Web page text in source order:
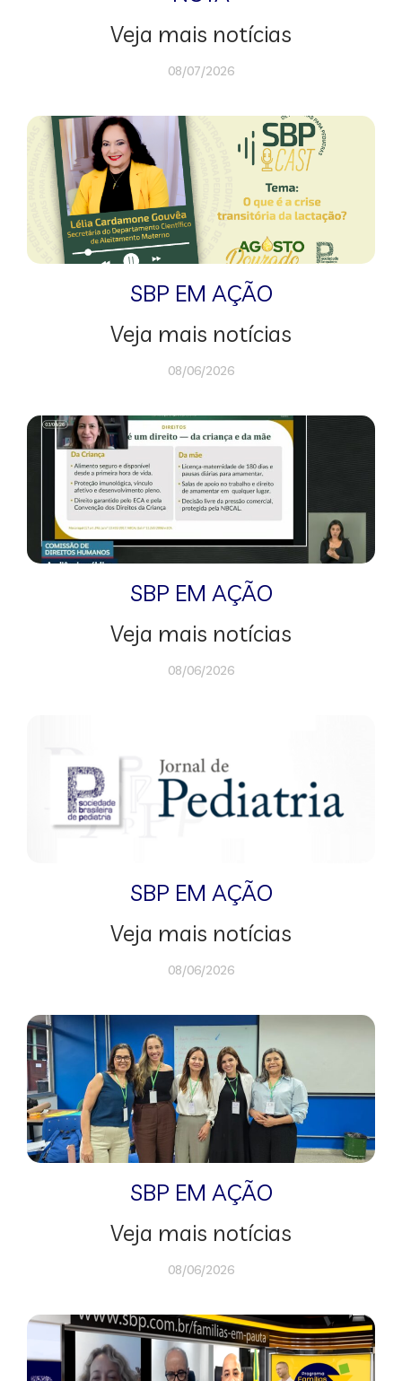
Veja mais notícias
08/07/2026
SBP EM AÇÃO
Veja mais notícias
08/06/2026
SBP EM AÇÃO
Veja mais notícias
08/06/2026
SBP EM AÇÃO
Veja mais notícias
08/06/2026
SBP EM AÇÃO
Veja mais notícias
08/06/2026